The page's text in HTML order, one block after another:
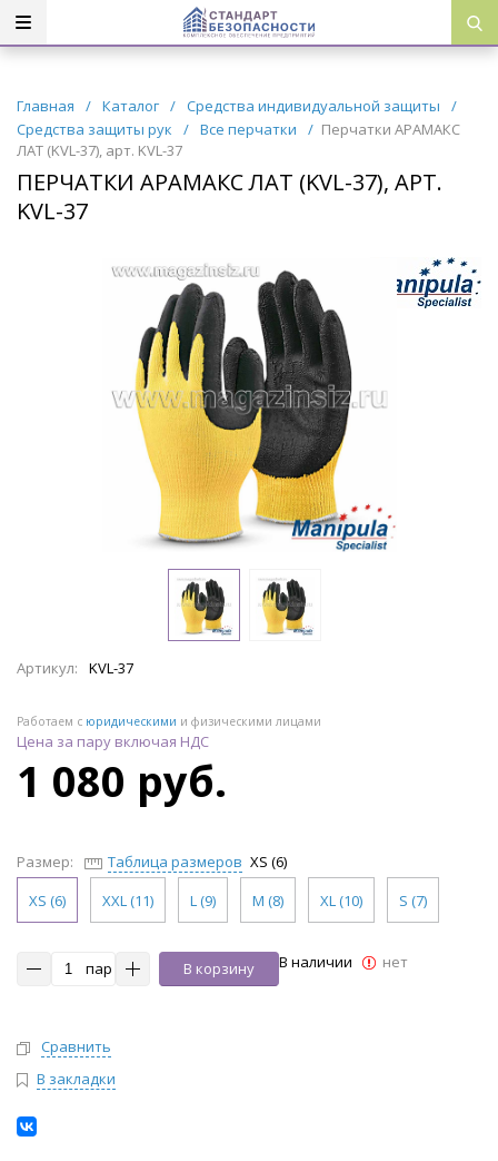
Главная / Каталог / Средства индивидуальной защиты
/
Средства защиты рук
/ Все перчатки / Перчатки АРАМАКС
ЛАТ (KVL-37), арт. KVL-37
ПЕРЧАТКИ АРАМАКС ЛАТ (KVL-37), АРТ.
KVL-37
Артикул: KVL-37
Работаем с юридическими и физическими лицами
Цена за пару включая НДС
1 080 руб.
Размер: Таблица размеров XS (6)
XS (6)
XXL (11) L (9) M (8) XL (10) S (7)
пар В корзину В наличии нет
Сравнить
В закладки